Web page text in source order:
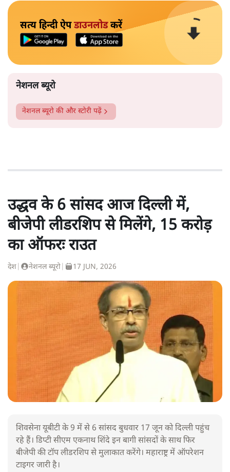
सत्य हिन्दी ऐपडाउनलोडकरें
नेशनल ब्यूरो
नेशनल ब्यूरो की और स्टोरी पढ़ें
उद्धव के 6 सांसद आज दिल्ली में,
बीजेपी लीडरशिप से मिलेंगे, 15 करोड़
का ऑफरः राउत
देश नेशनल ब्यूरो 17 JUN, 2026
शिवसेना यूबीटी के 9 में से 6 सांसद बुधवार 17 जून को दिल्ली पहुंच
रहे हैं। डिप्टी सीएम एकनाथ शिंदे इन बागी सांसदों के साथ फिर
बीजेपी की टॉप लीडरशिप से मुलाकात करेंगे। महाराष्ट्र में ऑपरेशन
टाइगर जारी है।